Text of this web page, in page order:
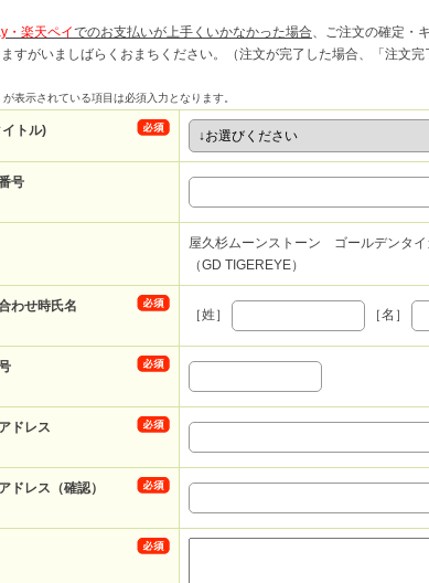
・楽天ペイでのお支払いが上手くいかなかった場合、ご注文の確定・
すがいましばらくおまちください。（注文が完了した場合、「注文完
が表示されている項目は必須入力となります。
トル)
号
屋久杉ムーンストーン ゴールデンタイ
（GD TIGEREYE）
わせ時氏名
［姓］ ［名］
ドレス
ドレス（確認）